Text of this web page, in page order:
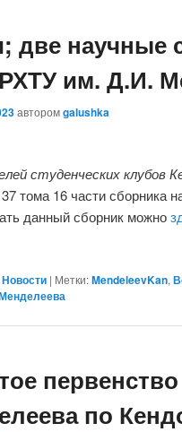
две научные
им. Д.И.
авторомgalushka
студенческих клубов
тома 16 части сборника
данный сборник можно
Новости | Метки:MendeleevKan,
по